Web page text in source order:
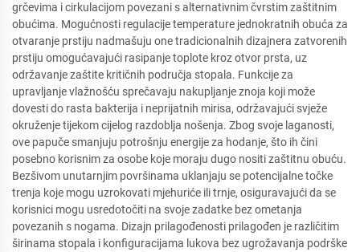
grčevima i cirkulacijom povezani s alternativnim čvrstim zaštitnim
obućima. Mogućnosti regulacije temperature jednokratnih obuća za
otvaranje prstiju nadmašuju one tradicionalnih dizajnera zatvorenih
prstiju omogućavajući rasipanje toplote kroz otvor prsta, uz
održavanje zaštite kritičnih područja stopala. Funkcije za
upravljanje vlažnošću sprečavaju nakupljanje znoja koji može
dovesti do rasta bakterija i neprijatnih mirisa, održavajući svježe
okruženje tijekom cijelog razdoblja nošenja. Zbog svoje laganosti,
ove papuče smanjuju potrošnju energije za hodanje, što ih čini
posebno korisnim za osobe koje moraju dugo nositi zaštitnu obuću.
Bezšivom unutarnjim površinama uklanjaju se potencijalne točke
trenja koje mogu uzrokovati mjehuriće ili trnje, osiguravajući da se
korisnici mogu usredotočiti na svoje zadatke bez ometanja
povezanih s nogama. Dizajn prilagođenosti prilagođen je različitim
širinama stopala i konfiguracijama lukova bez ugrožavanja podrške